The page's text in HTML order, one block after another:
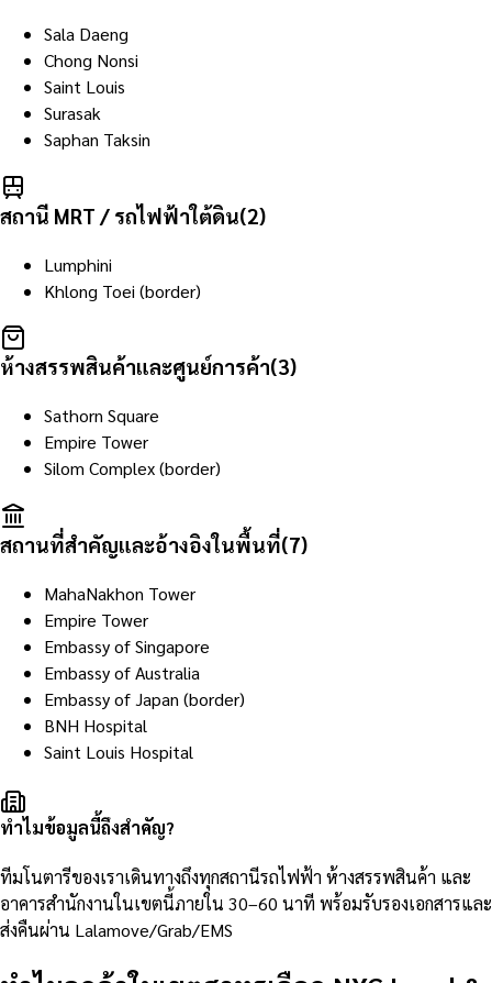
Sala Daeng
Chong Nonsi
Saint Louis
Surasak
Saphan Taksin
สถานี MRT / รถไฟฟ้าใต้ดิน(2)
Lumphini
Khlong Toei (border)
ห้างสรรพสินค้าและศูนย์การค้า(3)
Sathorn Square
Empire Tower
Silom Complex (border)
สถานที่สำคัญและอ้างอิงในพื้นที่(7)
MahaNakhon Tower
Empire Tower
Embassy of Singapore
Embassy of Australia
Embassy of Japan (border)
BNH Hospital
Saint Louis Hospital
ทำไมข้อมูลนี้ถึงสำคัญ?
ทีมโนตารีของเราเดินทางถึงทุกสถานีรถไฟฟ้า ห้างสรรพสินค้า และ
อาคารสำนักงานในเขตนี้ภายใน 30–60 นาที พร้อมรับรองเอกสารและ
ส่งคืนผ่าน Lalamove/Grab/EMS